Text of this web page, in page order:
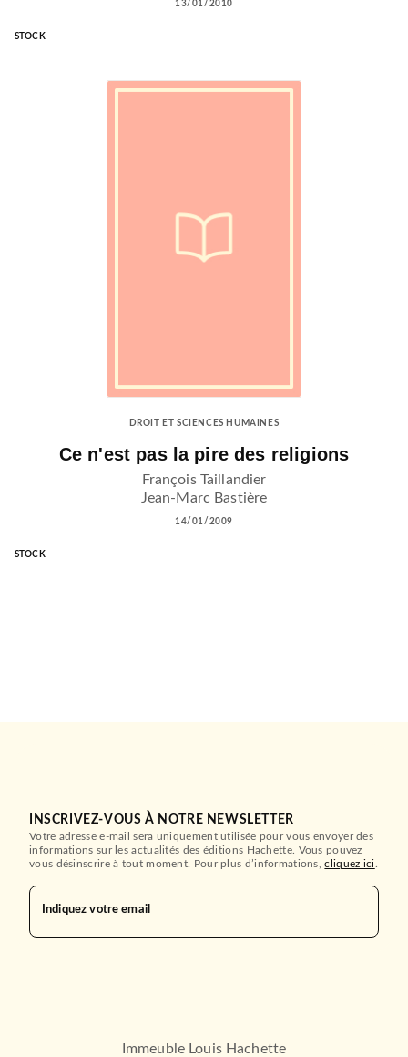
13/01/2010
STOCK
DROIT ET SCIENCES HUMAINES
Ce n'est pas la pire des religions
François Taillandier
Jean-Marc Bastière
14/01/2009
STOCK
INSCRIVEZ-VOUS À NOTRE NEWSLETTER
Votre adresse e-mail sera uniquement utilisée pour vous envoyer des
informations sur les actualités des éditions Hachette. Vous pouvez
vous désinscrire à tout moment. Pour plus d’informations,cliquez ici
Indiquez votre email
Immeuble Louis Hachette